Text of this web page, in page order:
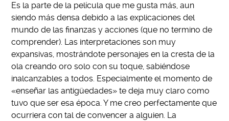
Es la parte de la película que me gusta más, aun
siendo más densa debido a las explicaciones del
mundo de las finanzas y acciones (que no termino de
comprender). Las interpretaciones son muy
expansivas, mostrándote personajes en la cresta de la
ola creando oro solo con su toque, sabiéndose
inalcanzables a todos. Especialmente el momento de
«enseñar las antigüedades» te deja muy claro como
tuvo que ser esa época. Y me creo perfectamente que
ocurriera con tal de convencer a alguien. La